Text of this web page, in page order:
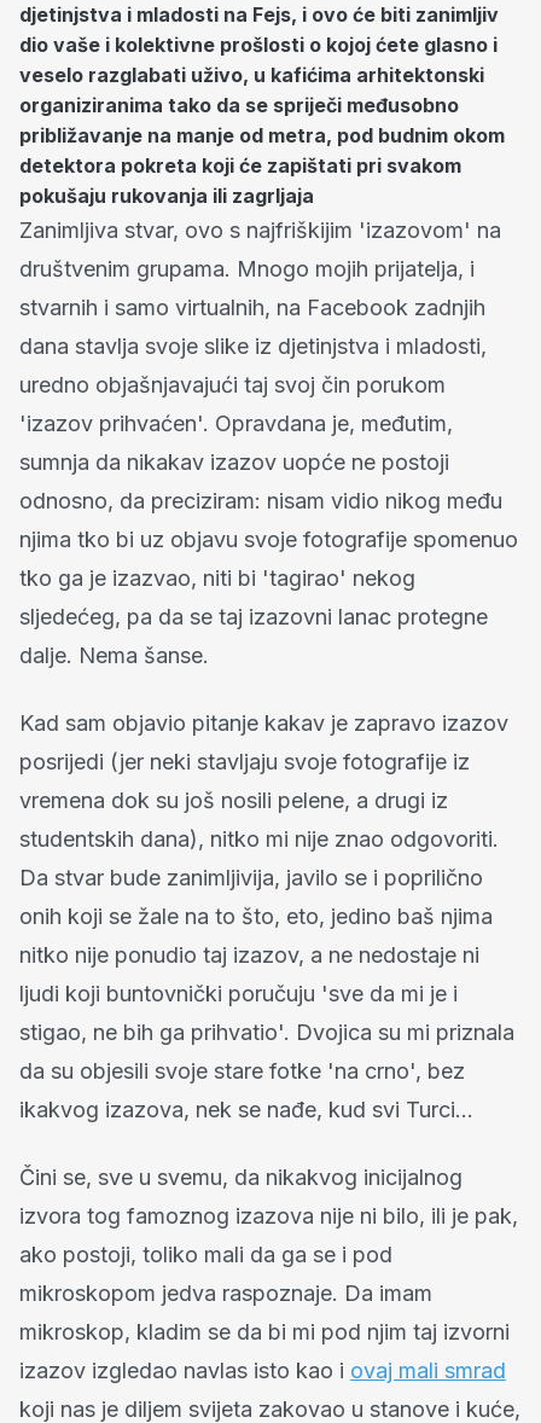
djetinjstva i mladosti na Fejs, i ovo će biti zanimljiv
dio vaše i kolektivne prošlosti o kojoj ćete glasno i
veselo razglabati uživo, u kafićima arhitektonski
organiziranima tako da se spriječi međusobno
približavanje na manje od metra, pod budnim okom
detektora pokreta koji će zapištati pri svakom
pokušaju rukovanja ili zagrljaja
Zanimljiva stvar, ovo s najfriškijim 'izazovom' na
društvenim grupama. Mnogo mojih prijatelja, i
stvarnih i samo virtualnih, na Facebook zadnjih
dana stavlja svoje slike iz djetinjstva i mladosti,
uredno objašnjavajući taj svoj čin porukom
'izazov prihvaćen'. Opravdana je, međutim,
sumnja da nikakav izazov uopće ne postoji
odnosno, da preciziram: nisam vidio nikog među
njima tko bi uz objavu svoje fotografije spomenuo
tko ga je izazvao, niti bi 'tagirao' nekog
sljedećeg, pa da se taj izazovni lanac protegne
dalje. Nema šanse.
Kad sam objavio pitanje kakav je zapravo izazov
posrijedi (jer neki stavljaju svoje fotografije iz
vremena dok su još nosili pelene, a drugi iz
studentskih dana), nitko mi nije znao odgovoriti.
Da stvar bude zanimljivija, javilo se i poprilično
onih koji se žale na to što, eto, jedino baš njima
nitko nije ponudio taj izazov, a ne nedostaje ni
ljudi koji buntovnički poručuju 'sve da mi je i
stigao, ne bih ga prihvatio'. Dvojica su mi priznala
da su objesili svoje stare fotke 'na crno', bez
ikakvog izazova, nek se nađe, kud svi Turci…
Čini se, sve u svemu, da nikakvog inicijalnog
izvora tog famoznog izazova nije ni bilo, ili je pak,
ako postoji, toliko mali da ga se i pod
mikroskopom jedva raspoznaje. Da imam
mikroskop, kladim se da bi mi pod njim taj izvorni
izazov izgledao navlas isto kao i ovaj mali smrad
koji nas je diljem svijeta zakovao u stanove i kuće,